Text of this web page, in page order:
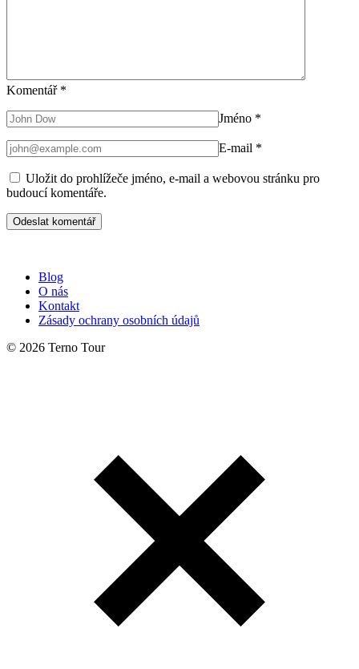
Komentář *
Jméno *
E-mail *
Uložit do prohlížeče jméno, e-mail a webovou stránku pro
budoucí komentáře.
Blog
O nás
Kontakt
Zásady ochrany osobních údajů
© 2026 Terno Tour